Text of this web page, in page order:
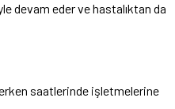
devam eder ve hastalıktan da
saatlerinde işletmelerine